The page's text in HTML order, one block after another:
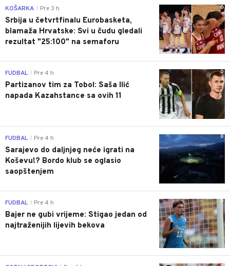
0
KOŠARKA Pre 3 h
Srbija u četvrtfinalu Eurobasketa,
blamaža Hrvatske: Svi u čudu gledali
rezultat "25:100" na semaforu
0
FUDBAL Pre 4 h
Partizanov tim za Tobol: Saša Ilić
napada Kazahstance sa ovih 11
0
FUDBAL Pre 4 h
Sarajevo do daljnjeg neće igrati na
Koševu!? Bordo klub se oglasio
saopštenjem
0
FUDBAL Pre 4 h
Bajer ne gubi vrijeme: Stigao jedan od
najtraženijih lijevih bekova